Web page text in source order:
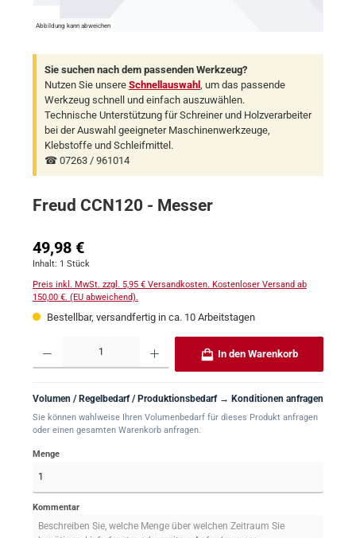
Abbildung kann abweichen
Sie suchen nach dem passenden Werkzeug?
Nutzen Sie unsere Schnellauswahl , um das passende
Werkzeug schnell und einfach auszuwählen.
Technische Unterstützung für Schreiner und Holzverarbeiter
bei der Auswahl geeigneter Maschinenwerkzeuge,
Klebstoffe und Schleifmittel.
☎ 07263 / 961014
Freud CCN120 - Messer
Regulärer Preis:
49,98 €
Inhalt: 1 Stück
Preis inkl. MwSt. zzgl. 5,95 € Versandkosten. Kostenloser Versand ab
150,00 €. (EU abweichend).
Bestellbar, versandfertig in ca. 10 Arbeitstagen
In den Warenkorb
Volumen / Regelbedarf / Produktionsbedarf → Konditionen anfragen
Sie können wahlweise Ihren Volumenbedarf für dieses Produkt anfragen
oder einen gesamten Warenkorb anfragen.
Menge
Kommentar